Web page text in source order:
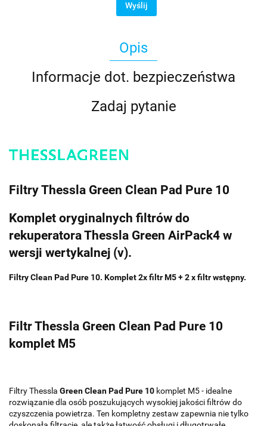
Wyślij
Opis
Informacje dot. bezpieczeństwa
Zadaj pytanie
Filtry Thessla Green Clean Pad Pure 10
Komplet oryginalnych filtrów do
rekuperatora Thessla Green AirPack4 w
wersji wertykalnej (v).
Filtry Clean Pad Pure 10. Komplet 2x filtr M5 + 2 x filtr wstępny.
Filtr Thessla Green Clean Pad Pure 10
komplet M5
Filtry Thessla Green Clean Pad Pure 10 komplet M5 - idealne
rozwiązanie dla osób poszukujących wysokiej jakości filtrów do
czyszczenia powietrza. Ten kompletny zestaw zapewnia nie tylko